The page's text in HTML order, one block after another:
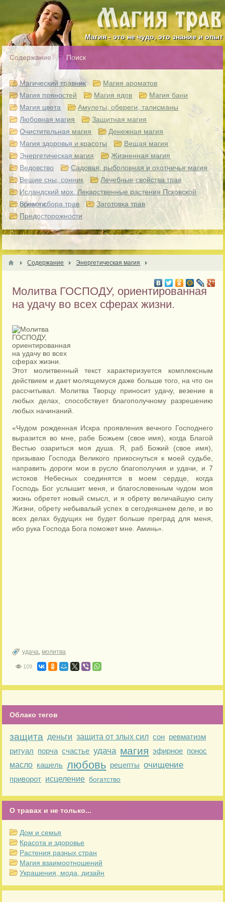
Магия - это не чудо, это знание и опыт
Содержание Поиск
Магический травник
Магия ароматов
Магия пряностей
Магия ядов
Магия бани
Магия цвета
Амулеты, обереги, талисманы
Любовная магия
Защитная магия
Очистительная магия
Денежная магия
Магия здоровья и красоты
Вещая магия
Энергетическая магия
Жизненная магия
Ведовство
Садовая, рыболовная и охотничья магия
Вещие сны, сонник
Лечебные свойства трав
Исландский мох. Лекарственные растения Псковской
области.
Время сбора трав
Заготовка трав
Предосторожности
Содержание Энергетическая магия
Молитва ГОСПОДУ, ориентированная
на удачу во всех сферах жизни.
Этот молитвенный текст характеризуется комплексным
действием и дает молящемуся даже больше того, на что он
рассчитывал. Молитва Творцу приносит удачу, везение в
любых делах, способствует благополучному разрешению
любых начинаний.
«Чудом рожденная Искра проявления вечного Господнего
выразится во мне, рабе Божьем (свое имя), когда Благой
Вестью озариться моя душа. Я, раб Божий (свое имя),
призываю Господа Великого прикоснуться к моей судьбе,
направить дороги мои в русло благополучия и удачи, и 7
истоков Небесных соединятся в моем сердце, когда
Господь Бог услышит меня, и благословенным чудом моя
жизнь обретет новый смысл, и я обрету величайшую силу
Жизни, обрету небывалый успех в сегодняшнем деле, и во
всех делах будущих не будет больше преград для меня,
ибо рука Господа Бога поможет мне. Аминь».
удача, молитва
109
Облако тегов
защита деньги защита от злых сил сон ревматизм
ритуал порча счастье удача магия эфирное понос
масло кашель любовь рецепты очищение
приворот исцеление богатство
О травах и не только...
Дом и семья
Красота и здоровье
Растения разных стран
Магия взаимоотношений
Украшения, мода, дизайн